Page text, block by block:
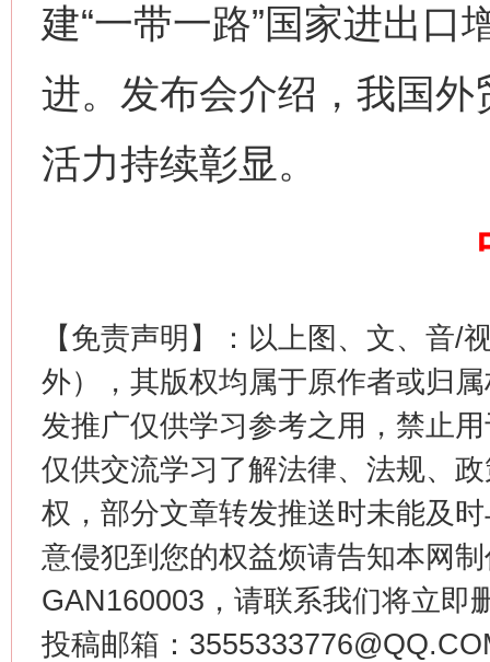
建“一带一路”国家进出
进。发布会介绍，我国
活力持续彰显。
【免责声明】：以上图、文、音/
外），其版权均属于原作者或归
发推广仅供学习参考之用，禁止
仅供交流学习了解法律、法规、
权，部分文章转发推送时未能及
意侵犯到您的权益烦请告知本网
GAN160003，请联系我们将立即
投稿邮箱：
网上购药对药下症？
这是一记警钟！ 谢
在谋一域中谋全局
今